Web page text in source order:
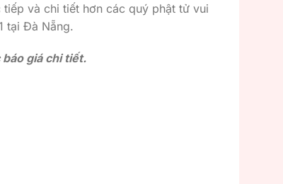
và chi tiết hơn các quý phật tử vui
tại Đà Nẵng.
giá chi tiết.